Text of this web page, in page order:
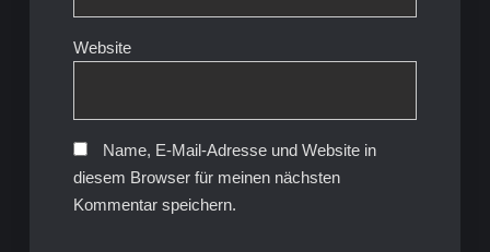
Website
Name, E-Mail-Adresse und Website in
diesem Browser für meinen nächsten
Kommentar speichern.